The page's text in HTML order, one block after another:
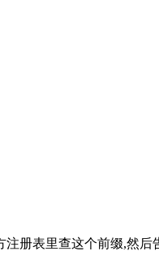
册表里查这个前缀,然后